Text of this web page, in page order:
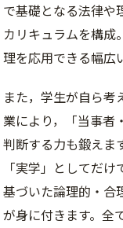
で基礎となる法律や
カリキュラムを構成
理を応用できる幅広
また，学生が自ら
業により，「当事者
判断する力も鍛えま
「実学」としてだ
基づいた論理的・合
が身に付きます。全